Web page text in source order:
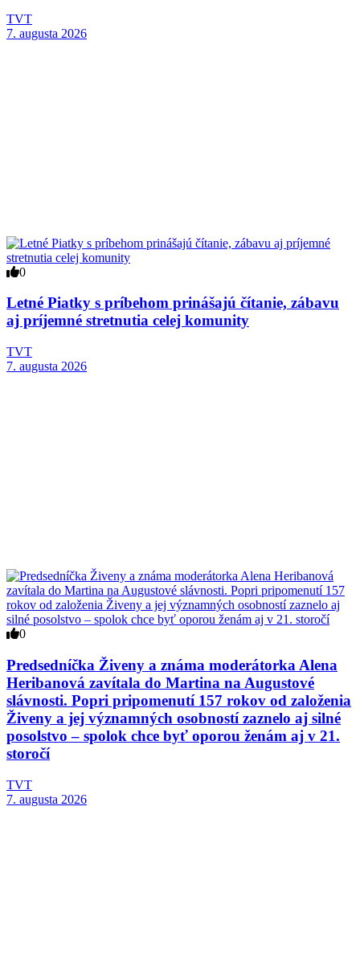
TVT
7. augusta 2026
0
Letné Piatky s príbehom prinášajú čítanie, zábavu
aj príjemné stretnutia celej komunity
TVT
7. augusta 2026
0
Predsedníčka Živeny a známa moderátorka Alena
Heribanová zavítala do Martina na Augustové
slávnosti. Popri pripomenutí 157 rokov od založenia
Živeny a jej významných osobností zaznelo aj silné
posolstvo – spolok chce byť oporou ženám aj v 21.
storočí
TVT
7. augusta 2026